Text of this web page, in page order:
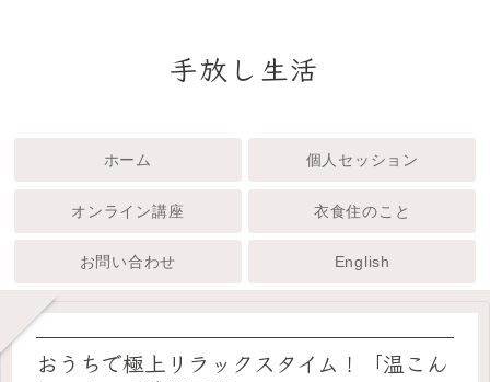
手放し生活
ホーム 個人セッション
オンライン講座 衣食住のこと
お問い合わせ English
おうちで極上リラックスタイム！「温こん